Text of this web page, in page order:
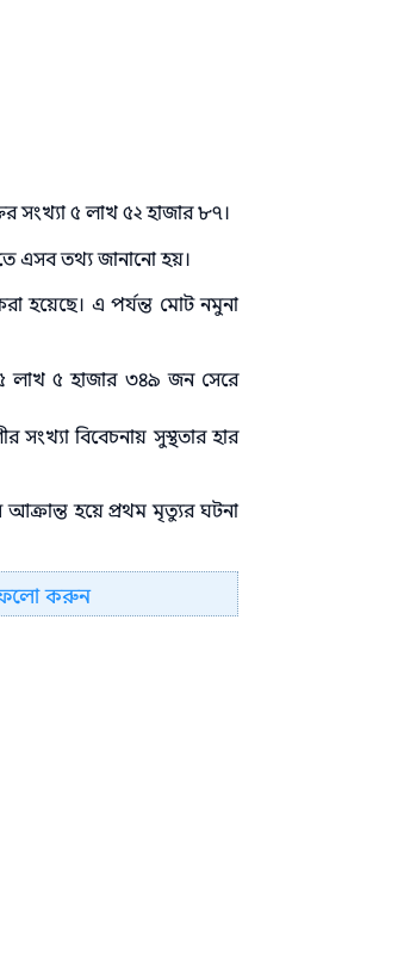
সংখ্যা ৫ লাখ ৫২ হাজার ৮৭।
এসব তথ্য জানানো হয়।
হয়েছে। এ পর্যন্ত মোট নমুনা
লাখ ৫ হাজার ৩৪৯ জন সেরে
বিবেচনায় সুস্থতার হার
আক্রান্ত হয়ে প্রথম মৃত্যুর ঘটনা
ফলো করুন